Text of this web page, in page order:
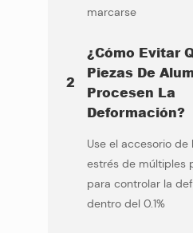
marcarse
2
¿Cómo Evitar
Piezas De
Procesen La
Deformación?
Use el accesorio
estrés de múltiples
para controlar la
dentro del 0.1%